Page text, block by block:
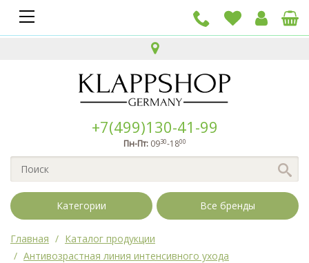
+7(499)130-41-99
Пн-Пт:0930-1800
Категории Все бренды
Главная
Каталог продукции
Антивозрастная линия интенсивного ухода